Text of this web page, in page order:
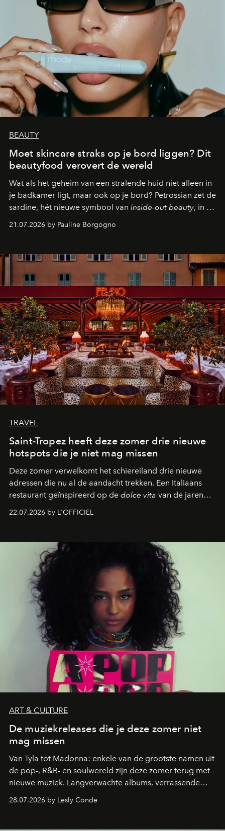
BEAUTY
Moet skincare straks op je bord liggen? Dit
beautyfood verovert de wereld
Wat als het geheim van een stralende huid niet alleen in
je badkamer ligt, maar ook op je bord? Petrossian zet de
sardine, hét nieuwe symbool van inside-out beauty, in de
21.07.2026 by Pauline Borgogno
TRAVEL
Saint-Tropez heeft deze zomer drie nieuwe
hotspots die je niet mag missen
Deze zomer verwelkomt het schiereiland drie nieuwe
adressen die nu al de aandacht trekken. Een Italiaans
restaurant geïnspireerd op de dolce vita van de jaren
verandert in een bruisende ontmoetingsplek en de
neerstrijkt in Saint-Tropez. Dit zijn de nieuwe adressen
die deze zomer de toon zetten, van lange lunches tot
zwoele nachten.
22.07.2026 by L'OFFICIEL
ART & CULTURE
De muziekreleases die je deze zomer niet
mag missen
Van Tyla tot Madonna: enkele van de grootste namen uit
de pop-, R&B- en soulwereld zijn deze zomer terug met
nieuwe muziek. Langverwachte albums, verrassende
de releases die je niet mag missen.
28.07.2026 by Lesly Conde